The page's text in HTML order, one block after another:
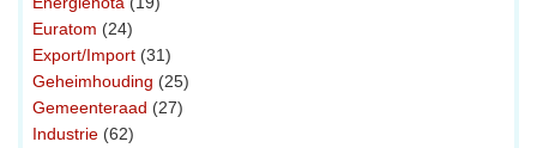
Euratom (24)
Export/Import (31)
Geheimhouding (25)
Gemeenteraad (27)
Industrie (62)